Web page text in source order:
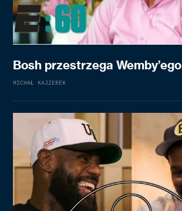
Bosh przestrzega Wemby’ego
MICHAŁ KAJZEREK